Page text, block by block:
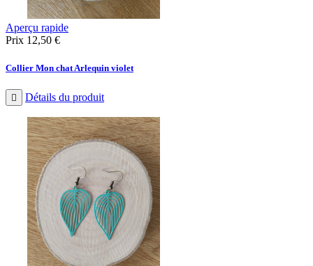
Aperçu rapide
Prix 12,50 €
Collier Mon chat Arlequin violet
 Détails du produit